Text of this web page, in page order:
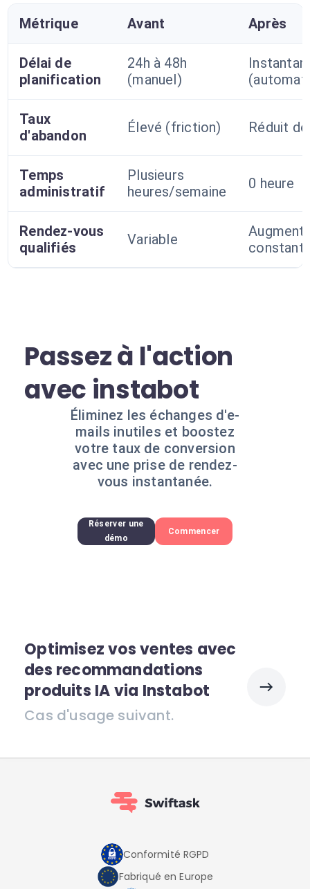
Métrique Avant Après
Délai de
planification
24h à 48h
(manuel)
Taux
d'abandon
Élevé (friction) Réduit
Temps
administratif
Plusieurs
heures/semaine
0 heure
Rendez-vous
qualifiés
Variable
Passez à l'action
avec instabot
Éliminez les échanges d'e-
mails inutiles et boostez
votre taux de conversion
avec une prise de rendez-
vous instantanée.
Réserver une
démo
Commencer
Optimisez vos ventes avec
des recommandations
produits IA via Instabot
Cas d'usage suivant.
Conformité RGPD
Fabriqué en Europe